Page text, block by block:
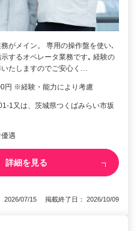
がメイン。 専用の操作盤を使い､
するオペレータ業務です｡ 経験の
たしますのでご安心く…
円 ※経験・能力により考慮
1又は、茨城県つくばみらい市坂
遇
詳細を見る
2026/07/15 掲載終了日： 2026/10/09